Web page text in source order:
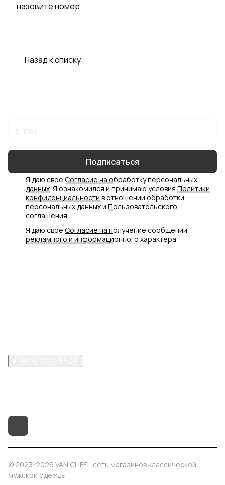
назовите номер.
Назад к списку
Подписаться
Я даю свое Согласие на обработку персональных
данных. Я ознакомился и принимаю условия Политики
конфиденциальности в отношении обработки
персональных данных и Пользовательского
соглашения
Я даю свое Согласие на получение сообщений
рекламного и информационного характера
© 2023-2026 VAN CLIFF - сеть магазинов классической
мужской одежды